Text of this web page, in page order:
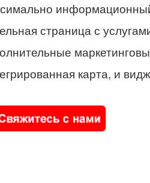
страница с
карта, и